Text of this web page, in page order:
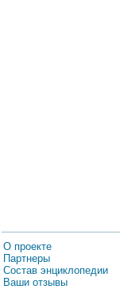
О проекте
Партнеры
Состав энциклопедии
Ваши отзывы